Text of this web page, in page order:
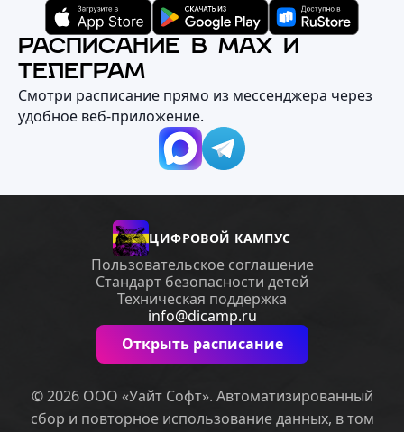
РАСПИСАНИЕ В MAX И
ТЕЛЕГРАМ
Смотри расписание прямо из мессенджера через
удобное веб‑приложение.
ЦИФРОВОЙ КАМПУС
Пользовательское соглашение
Стандарт безопасности детей
Техническая поддержка
info@dicamp.ru
Открыть расписание
© 2026 ООО «Уайт Софт». Автоматизированный
сбор и повторное использование данных, в том